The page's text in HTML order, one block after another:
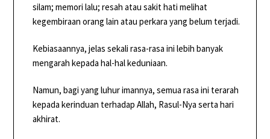
silam; memori lalu; resah atau sakit hati melihat
kegembiraan orang lain atau perkara yang belum terjadi.
Kebiasaannya, jelas sekali rasa-rasa ini lebih banyak
mengarah kepada hal-hal keduniaan.
Namun, bagi yang luhur imannya, semua rasa ini terarah
kepada kerinduan terhadap Allah, Rasul-Nya serta hari
akhirat.